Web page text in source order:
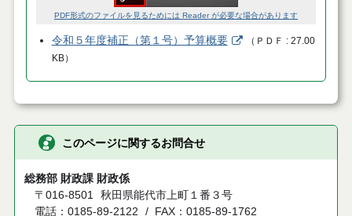
PDF形式のファイルを見るためには Reader が必要な場合があります
令和５年度補正（第１号）予算概要 （ ＰＤＦ
27.00
KB）
このページに関するお問合せ
総務部 財政課 財政係
〒016-8501 秋田県能代市上町１番３号
電話：0185-89-2122
FAX：0185-89-1762